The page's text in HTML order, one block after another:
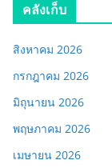
คลังเก็บ
สิงหาคม 2026
กรกฎาคม 2026
มิถุนายน 2026
พฤษภาคม 2026
เมษายน 2026